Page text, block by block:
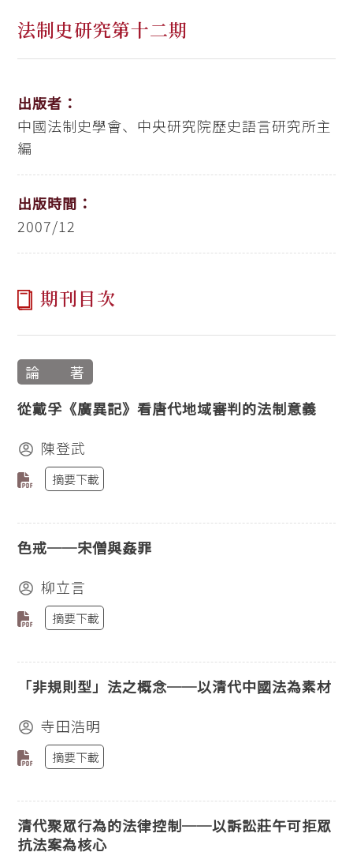
法制史研究第十二期
出版者：
中國法制史學會、中央研究院歷史語言研究所主
編
出版時間：
2007/12
期刊目次
論 著
從戴孚《廣異記》看唐代地域審判的法制意義
陳登武
摘要下載
色戒──宋僧與姦罪
柳立言
摘要下載
「非規則型」法之概念──以清代中國法為素材
寺田浩明
摘要下載
清代聚眾行為的法律控制──以訴訟莊午可拒眾
抗法案為核心